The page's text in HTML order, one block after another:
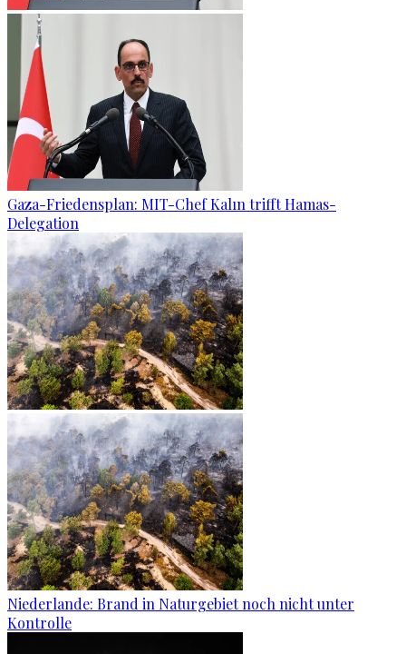
Gaza-Friedensplan: MIT-Chef Kalın trifft Hamas-
Delegation
Niederlande: Brand in Naturgebiet noch nicht unter
Kontrolle